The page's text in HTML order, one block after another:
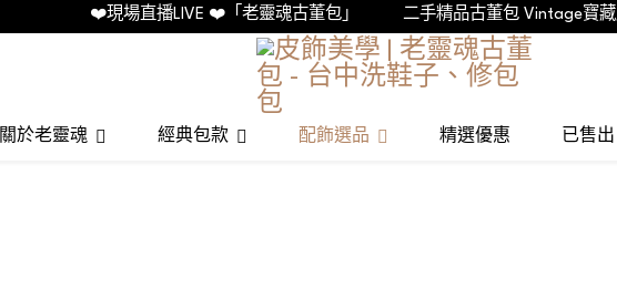
❤️現場直播LIVE ❤️「老靈魂古董包」 二手精品古董包 Vintage寶藏店家
關於老靈魂 經典包款 配飾選品 精選優惠 已售出